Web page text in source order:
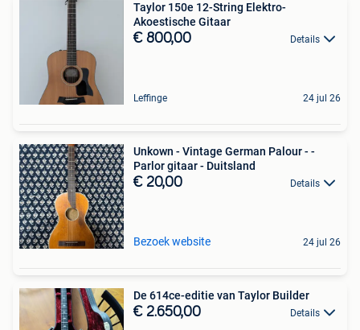
Taylor 150e 12-String Elektro-
Akoestische Gitaar
€ 800,00 Details
Leffinge 24 jul 26
Unkown - Vintage German Palour - -
Parlor gitaar - Duitsland
€ 20,00 Details
Bezoek website 24 jul 26
De 614ce-editie van Taylor Builder
€ 2.650,00 Details